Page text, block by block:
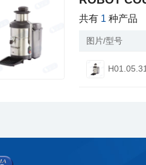
共有 1 种产品
图片/型号